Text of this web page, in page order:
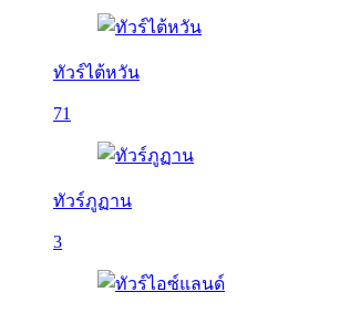
ทัวร์ไต้หวัน
71
ทัวร์ภูฏาน
3